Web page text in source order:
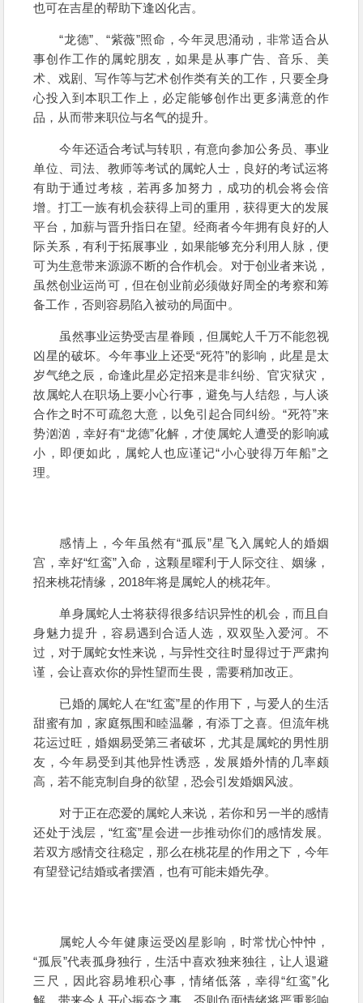
也可在吉星的帮助下逢凶化吉。
“龙德”、“紫薇”照命，今年灵思涌动，非常适合从
事创作工作的属蛇朋友，如果是从事广告、音乐、美
术、戏剧、写作等与艺术创作类有关的工作，只要全身
心投入到本职工作上，必定能够创作出更多满意的作
品，从而带来职位与名气的提升。
今年还适合考试与转职，有意向参加公务员、事业
单位、司法、教师等考试的属蛇人士，良好的考试运将
有助于通过考核，若再多加努力，成功的机会将会倍
增。打工一族有机会获得上司的重用，获得更大的发展
平台，加薪与晋升指日在望。经商者今年拥有良好的人
际关系，有利于拓展事业，如果能够充分利用人脉，便
可为生意带来源源不断的合作机会。对于创业者来说，
虽然创业运尚可，但在创业前必须做好周全的考察和筹
备工作，否则容易陷入被动的局面中。
虽然事业运势受吉星眷顾，但属蛇人千万不能忽视
凶星的破坏。今年事业上还受“死符”的影响，此星是太
岁气绝之辰，命逢此星必定招来是非纠纷、官灾狱灾，
故属蛇人在职场上要小心行事，避免与人结怨，与人谈
合作之时不可疏忽大意，以免引起合同纠纷。“死符”来
势汹汹，幸好有“龙德”化解，才使属蛇人遭受的影响减
小，即便如此，属蛇人也应谨记“小心驶得万年船”之
理。
感情上，今年虽然有“孤辰”星飞入属蛇人的婚姻
宫，幸好“红鸾”入命，这颗星曜利于人际交往、姻缘，
招来桃花情缘，2018年将是属蛇人的桃花年。
单身属蛇人士将获得很多结识异性的机会，而且自
身魅力提升，容易遇到合适人选，双双坠入爱河。不
过，对于属蛇女性来说，与异性交往时显得过于严肃拘
谨，会让喜欢你的异性望而生畏，需要稍加改正。
已婚的属蛇人在“红鸾”星的作用下，与爱人的生活
甜蜜有加，家庭氛围和睦温馨，有添丁之喜。但流年桃
花运过旺，婚姻易受第三者破坏，尤其是属蛇的男性朋
友，今年易受到其他异性诱惑，发展婚外情的几率颇
高，若不能克制自身的欲望，恐会引发婚姻风波。
对于正在恋爱的属蛇人来说，若你和另一半的感情
还处于浅层，“红鸾”星会进一步推动你们的感情发展。
若双方感情交往稳定，那么在桃花星的作用之下，今年
有望登记结婚或者摆酒，也有可能未婚先孕。
属蛇人今年健康运受凶星影响，时常忧心忡忡，
“孤辰”代表孤身独行，生活中喜欢独来独往，让人退避
三尺，因此容易堆积心事，情绪低落，幸得“红鸾”化
解，带来令人开心振奋之事，否则负面情绪将严重影响